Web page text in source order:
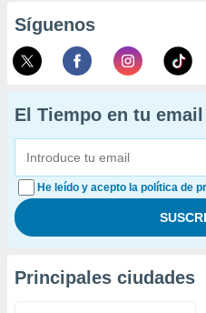
Síguenos
El Tiempo en tu email
He leído y acepto la política de
Principales ciudades